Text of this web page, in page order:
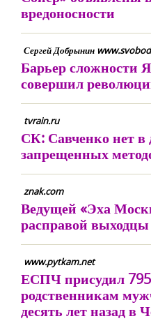
вредоносности
Сергей Добрынин
Барьер сложности
совершил
tvrain.ru
СК: Савченко нет в
запрещенных
znak.com
Ведущей «Эха
расправой
www.pytkam.net
ЕСПЧ присудил
родственникам
десять лет назад в